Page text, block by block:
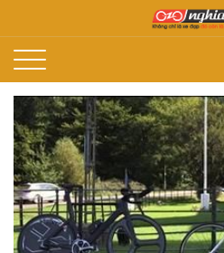
Xe đạp Nhật